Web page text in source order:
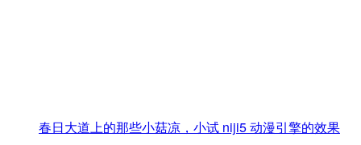
春日大道上的那些小菇凉，小试 niji5 动漫引擎的效果